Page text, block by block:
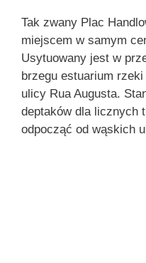
Tak zwany Plac
miejscem w samym
Usytuowany jest w
brzegu estuarium
ulicy Rua Augusta.
deptaków dla licznych
odpocząć od wąskich